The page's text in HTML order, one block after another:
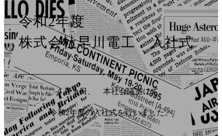
令和2年度
株式会社早川電工 入社式
４月１日、 本社会議室にて
令和2年度の入社式を行いました。